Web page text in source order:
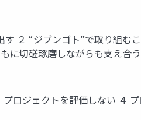
２ “ジブンゴト”で取り組む
に切磋琢磨しながらも支え合
ロジェクトを評価しない ４